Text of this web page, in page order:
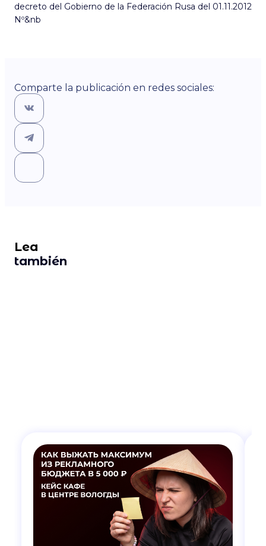
decreto del Gobierno de la Federación Rusa del 01.11.2012
Nº&nb
Comparte la publicación en redes sociales:
Lea
también